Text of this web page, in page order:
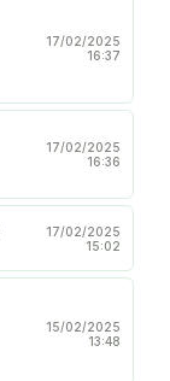
17/02/2025
16:37
17/02/2025
16:36
17/02/2025
15:02
15/02/2025
13:48